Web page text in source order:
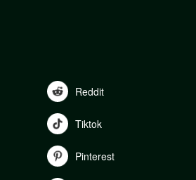
Reddit
Tiktok
Pinterest